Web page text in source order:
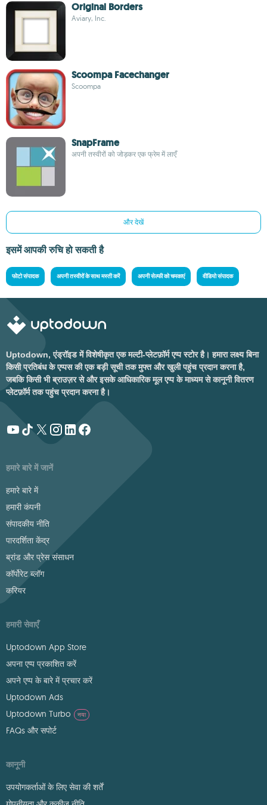
Original Borders
Aviary, Inc.
Scoompa Facechanger
Scoompa
SnapFrame
अपनी तस्वीरों को जोड़कर एक फ्रेम में लाएँ
और देखें
इसमें आपकी रुचि हो सकती है
फोटो संपादक अपनी तस्वीरों के साथ मस्ती करें अपनी सेल्फी को चमकाएं वीडियो संपादक
Uptodown, एंड्रॉइड में विशेषीकृत एक मल्टी-प्लेटफ़ॉर्म एप्प स्टोर है। हमारा लक्ष्य बिना
किसी प्रतिबंध के एप्पस की एक बड़ी सूची तक मुफ्त और खुली पहुंच प्रदान करना है,
जबकि किसी भी ब्राउज़र से और इसके आधिकारिक मूल एप्प के माध्यम से कानूनी वितरण
प्लेटफ़ॉर्म तक पहुंच प्रदान करना है।
हमारे बारे में जानें
हमारे बारे में
हमारी कंपनी
संपादकीय नीति
पारदर्शिता केंद्र
ब्रांड और प्रेस संसाधन
कॉर्पोरेट ब्लॉग
करियर
हमारी सेवाएँ
Uptodown App Store
अपना एप्प प्रकाशित करें
अपने एप्प के बारे में प्रचार करें
Uptodown Ads
Uptodown Turbo
नया
FAQs और सपोर्ट
कानूनी
उपयोगकर्ताओं के लिए सेवा की शर्तें